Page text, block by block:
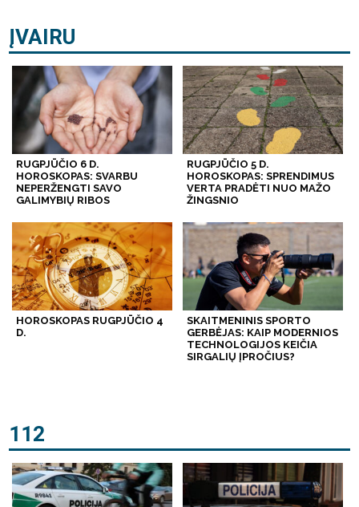
ĮVAIRU
RUGPJŪČIO 6 D.
HOROSKOPAS: SVARBU
NEPERŽENGTI SAVO
GALIMYBIŲ RIBOS
RUGPJŪČIO 5 D.
HOROSKOPAS: SPRENDIMUS
VERTA PRADĖTI NUO MAŽO
ŽINGSNIO
HOROSKOPAS RUGPJŪČIO 4
D.
SKAITMENINIS SPORTO
GERBĖJAS: KAIP MODERNIOS
TECHNOLOGIJOS KEIČIA
SIRGALIŲ ĮPROČIUS?
112